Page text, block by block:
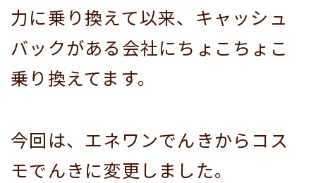
力に乗り換えて以来、キャッシュ
バックがある会社にちょこちょこ
乗り換えてます。
今回は、エネワンでんきからコス
モでんきに変更しました。